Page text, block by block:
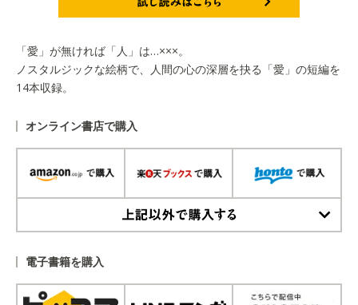
「愛」が無ければ「人」は…×××。
ノスタルジックな絵柄で、人間の心の深層を抉る「愛」の短編を
14本収録。
オンライン書店で購入
電子書籍を購入